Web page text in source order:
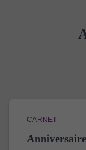
CARNET